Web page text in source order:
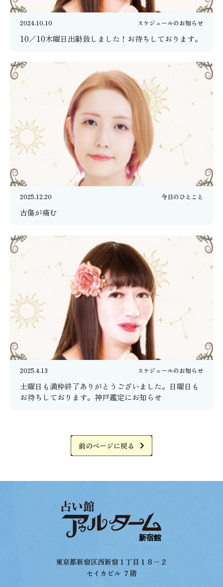
2024.10.10 スケジュールのお知らせ
10／10木曜日出勤致しました！お待ちしております。
2025.12.20 今日のひとこと
古傷が痛む
2025.4.13 スケジュールのお知らせ
土曜日も満枠終了ありがとうございました。日曜日も
お待ちしております。神戸鑑定にお知らせ
前のページに戻る
東京都新宿区西新宿１丁目１８−２
セイカビル ７階